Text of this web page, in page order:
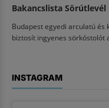
Bakancslista Sörútlevél
Budapest egyedi arculatú
biztosít ingyenes sörkóstolót
INSTAGRAM